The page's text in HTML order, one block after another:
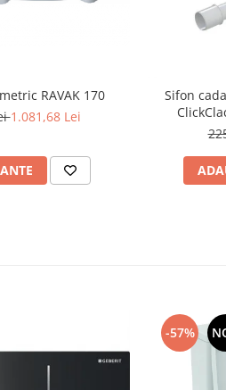
RAVAK 170
1.081,68 Lei
Sifon
-57%